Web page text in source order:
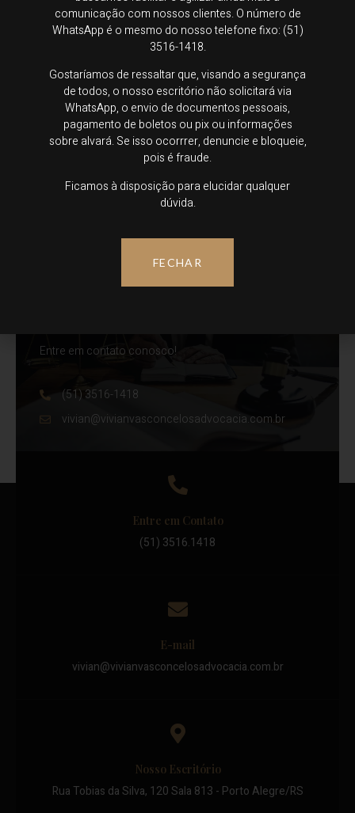
contínuo de drogas
Categorias
Planejamento sucessório
Entre em contato conosco!
(51) 3516-1418
vivian@vivianvasconcelosadvocacia.com.br
Entre em Contato
(51) 3516.1418
E-mail
vivian@vivianvasconcelosadvocacia.com.br
Nosso Escritório
Rua Tobias da Silva, 120 Sala 813 - Porto Alegre/RS
comunicação com nossos clientes. O número de
WhatsApp é o mesmo do nosso telefone fixo: (51)
3516-1418.
Gostaríamos de ressaltar que, visando a segurança
de todos, o nosso escritório não solicitará via
WhatsApp, o envio de documentos pessoais,
pagamento de boletos ou pix ou informações
sobre alvará. Se isso ocorrrer, denuncie e bloqueie,
pois é fraude.
Ficamos à disposição para elucidar qualquer
dúvida.
FECHAR